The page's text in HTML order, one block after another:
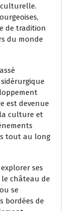
de tradition
du monde
est devenue
culture et
tout au long
ses
château de
se
bordées de